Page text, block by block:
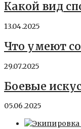
Какой вид
13.04.2025
Что умеют
29.07.2025
Боевые
05.06.2025